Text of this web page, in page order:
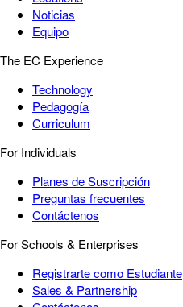
Noticias
Equipo
The EC Experience
Technology
Pedagogía
Curriculum
For Individuals
Planes de Suscripción
Preguntas frecuentes
Contáctenos
For Schools & Enterprises
Registrarte como Estudiante
Sales & Partnership